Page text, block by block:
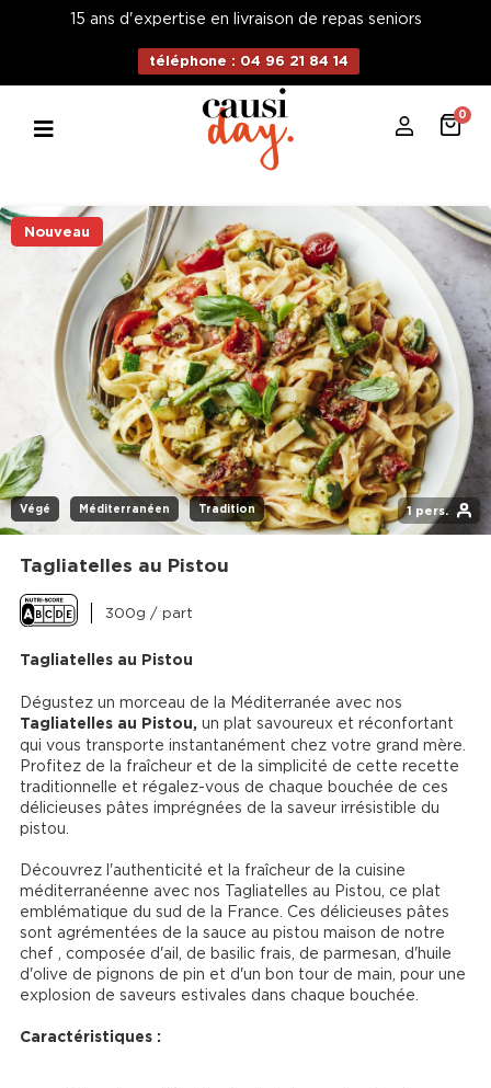
15 ans d'expertise en livraison de repas seniors
téléphone : 04 96 21 84 14
0
Nouveau
Végé Méditerranéen Tradition 1 pers.
Tagliatelles au Pistou
300g / part
Tagliatelles au Pistou
Dégustez un morceau de la Méditerranée avec nos
Tagliatelles au Pistou, un plat savoureux et réconfortant
qui vous transporte instantanément chez votre grand mère.
Profitez de la fraîcheur et de la simplicité de cette recette
traditionnelle et régalez-vous de chaque bouchée de ces
délicieuses pâtes imprégnées de la saveur irrésistible du
pistou.
Découvrez l'authenticité et la fraîcheur de la cuisine
méditerranéenne avec nos Tagliatelles au Pistou, ce plat
emblématique du sud de la France. Ces délicieuses pâtes
sont agrémentées de la sauce au pistou maison de notre
chef , composée d'ail, de basilic frais, de parmesan, d'huile
d'olive de pignons de pin et d'un bon tour de main, pour une
explosion de saveurs estivales dans chaque bouchée.
Caractéristiques :